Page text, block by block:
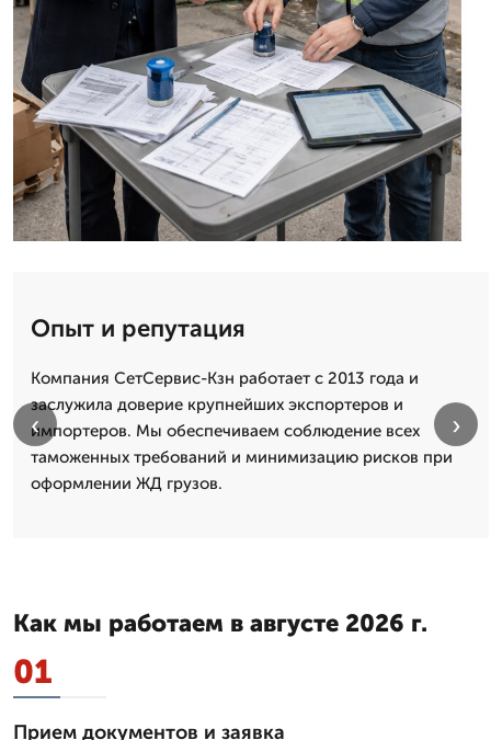
Опыт и репутация
Компания СетСервис-Кзн работает с 2013 года и
заслужила доверие крупнейших экспортеров и
импортеров. Мы обеспечиваем соблюдение всех
таможенных требований и минимизацию рисков при
оформлении ЖД грузов.
‹ ›
Как мы работаем в августе 2026 г.
01
Прием документов и заявка